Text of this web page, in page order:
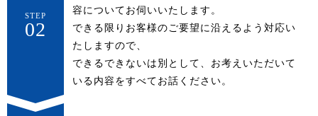
STEP
02
容についてお伺いいたします。
できる限りお客様のご要望に沿えるよう対応い
たしますので、
できるできないは別として、お考えいただいて
いる内容をすべてお話ください。